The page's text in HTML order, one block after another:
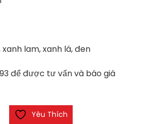
xanh lam, xanh lá, đen
để được tư vấn và báo giá
Yêu Thích